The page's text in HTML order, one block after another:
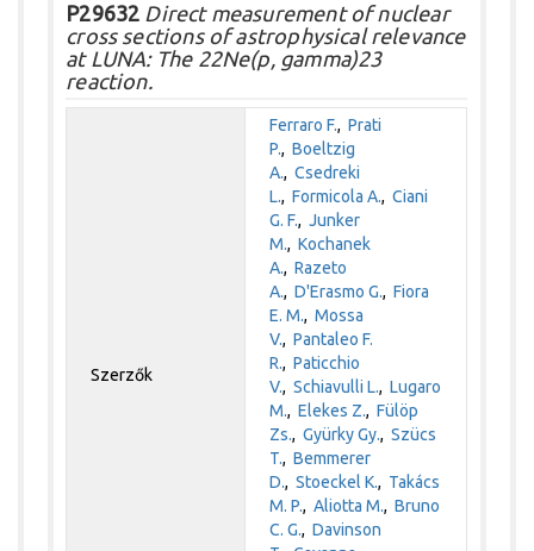
P29632 Direct measurement of nuclear
cross sections of astrophysical relevance
at LUNA: The 22Ne(p, gamma)23
reaction.
Szerzők
Ferraro F.,Prati
P.,Boeltzig
A.,Csedreki
L.,Formicola A.,Ciani
G. F.,Junker
M.,Kochanek
A.,Razeto
A.,D'Erasmo G.,Fiora
E. M.,Mossa
V.,Pantaleo F.
R.,Paticchio
V.,Schiavulli L.,Lugaro
M.,Elekes Z.,Fülöp
Zs.,Gyürky Gy.,Szücs
T.,Bemmerer
D.,Stoeckel K., Takács
M. P.,Aliotta M.,Bruno
C. G.,Davinson